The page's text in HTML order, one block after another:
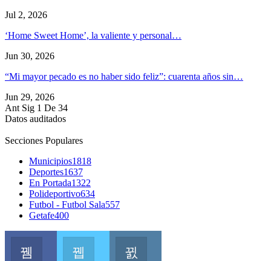
Jul 2, 2026
‘Home Sweet Home’, la valiente y personal…
Jun 30, 2026
“Mi mayor pecado es no haber sido feliz”: cuarenta años sin…
Jun 29, 2026
Ant Sig 1 De 34
Datos auditados
Secciones Populares
Municipios1818
Deportes1637
En Portada1322
Polideportivo634
Futbol - Futbol Sala557
Getafe400
Facebook
Join us on Facebook
Twitter
Join us on Twitter